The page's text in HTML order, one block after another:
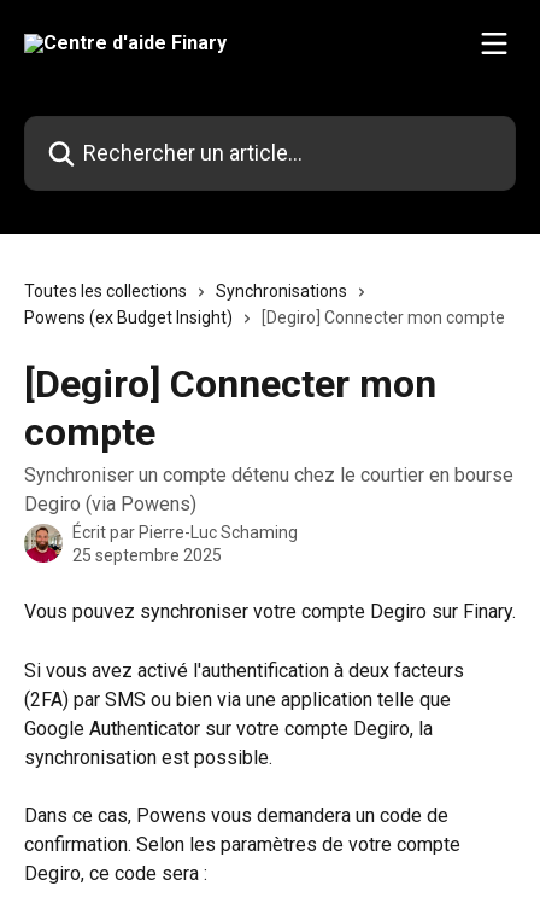
Rechercher un article...
Toutes les collections
Synchronisations
Powens (ex Budget Insight)
[Degiro] Connecter mon compte
[Degiro] Connecter mon
compte
Synchroniser un compte détenu chez le courtier en bourse
Degiro (via Powens)
Écrit par Pierre-Luc Schaming
25 septembre 2025
Vous pouvez synchroniser votre compte Degiro sur Finary.
Si vous avez activé l'authentification à deux facteurs
(2FA) par SMS ou bien via une application telle que
Google Authenticator sur votre compte Degiro, la
synchronisation est possible.
Dans ce cas, Powens vous demandera un code de
confirmation. Selon les paramètres de votre compte
Degiro, ce code sera :